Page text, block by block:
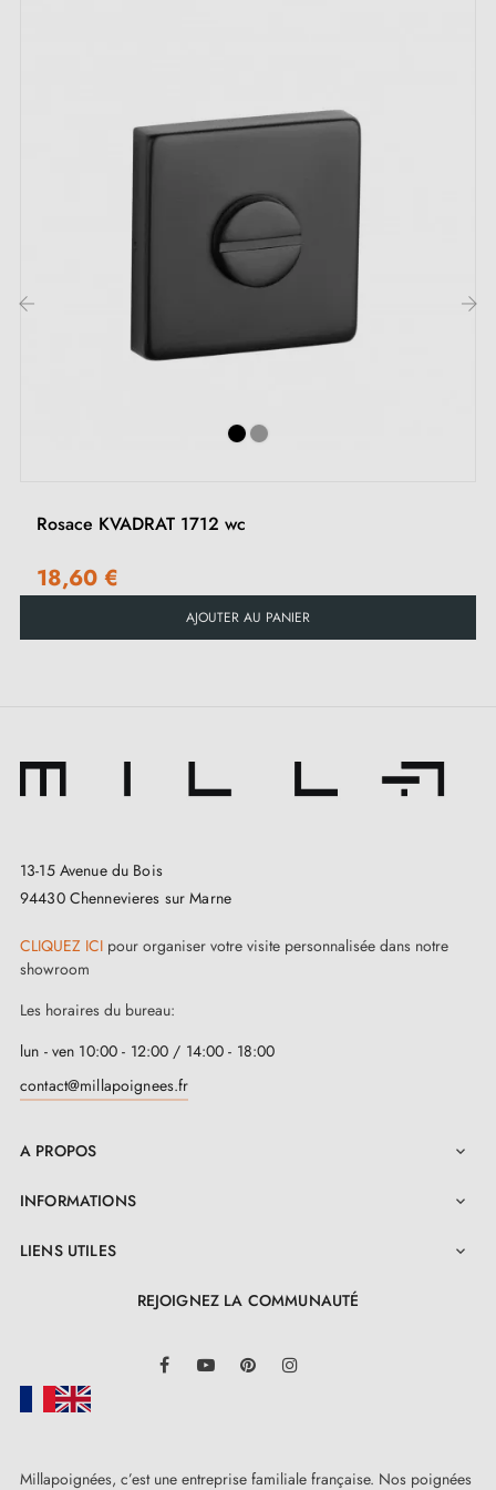
rosaces disponibles sont à clé I, clé L ou
rosaces dans cet
2. Les types de rosaces de porte et la
différence entre la clé "i", clé "L" et
condamnation
de votre porte intérieure pour choisir la rosace
différence entre serrures de chambre,
Rosace KVADRAT 1712 wc
18,60 €
AJOUTER AU PANIER
13-15 Avenue du Bois
94430 Chennevieres sur Marne
CLIQUEZ ICI pour organiser votre visite personnalisée dans notre
showroom
Les horaires du bureau:
lun - ven 10:00 - 12:00 / 14:00 - 18:00
contact@millapoignees.fr
A PROPOS 
INFORMATIONS 
LIENS UTILES 
REJOIGNEZ LA COMMUNAUTÉ
FacebookYouTube Pinterest
Millapoignées, c’est une entreprise familiale française. Nos poignées